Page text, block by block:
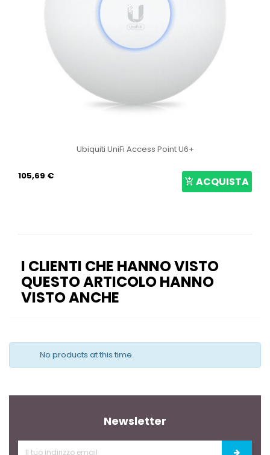
Ubiquiti UniFi Access Point U6+
105,69 € ACQUISTA
I CLIENTI CHE HANNO VISTO
QUESTO ARTICOLO HANNO
VISTO ANCHE
No products at this time.
Newsletter